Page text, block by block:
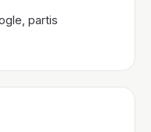
partis